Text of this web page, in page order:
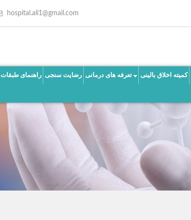
hospital.ali1@gmail.com
کمیته اخلاق بالینی تعرفه های درمانی رضایت سنجی راهنمای طبقات